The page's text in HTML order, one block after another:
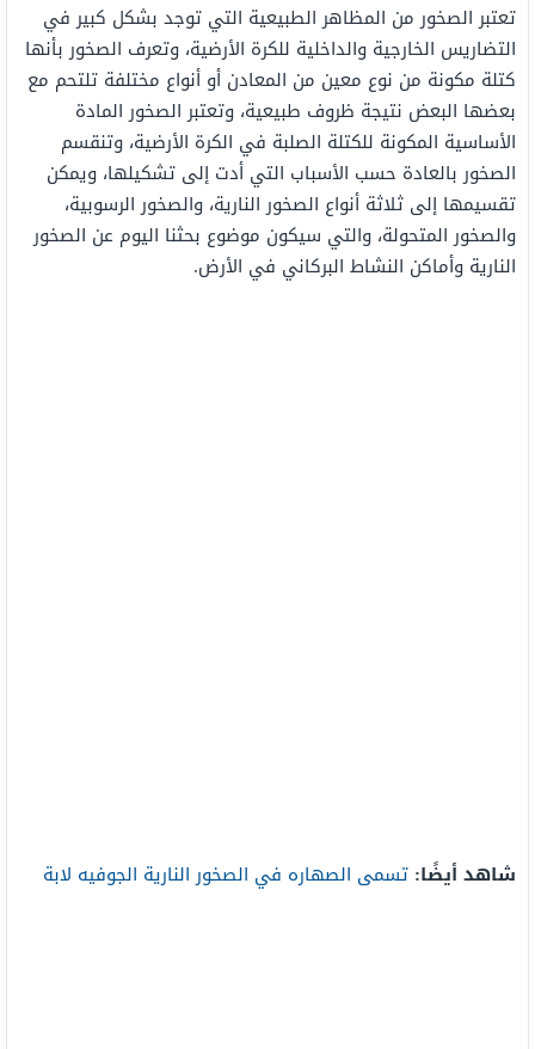
تعتبر الصخور من المظاهر الطبيعية التي توجد بشكل كبير في
التضاريس الخارجية والداخلية للكرة الأرضية، وتعرف الصخور بأنها
كتلة مكونة من نوع معين من المعادن أو أنواع مختلفة تلتحم مع
بعضها البعض نتيجة ظروف طبيعية، وتعتبر الصخور المادة
الأساسية المكونة للكتلة الصلبة في الكرة الأرضية، وتنقسم
الصخور بالعادة حسب الأسباب التي أدت إلى تشكيلها، ويمكن
تقسيمها إلى ثلاثة أنواع الصخور النارية، والصخور الرسوبية،
والصخور المتحولة، والتي سيكون موضوع بحثنا اليوم عن الصخور
النارية وأماكن النشاط البركاني في الأرض.
شاهد أيضًا: تسمى الصهاره في الصخور النارية الجوفيه لابة